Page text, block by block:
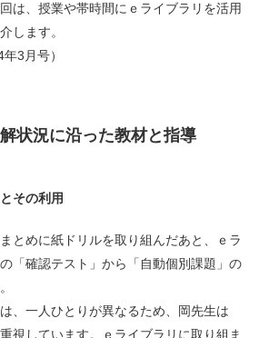
は、授業や帯時間にｅライブラリを活用
します。
3月号）
状況に沿った教材と指導
その利用
とめに紙ドリルを取り組んだあと、ｅラ
「確認テスト」から「自動個別課題」の
、一人ひとりが異なるため、岡先生は
視しています。ｅライブラリに取り組ま